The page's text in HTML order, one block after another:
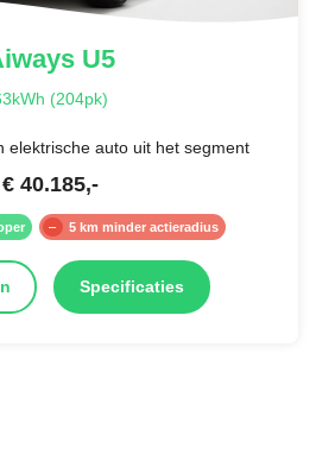
AiwaysU5
(204pk)
elektrische auto uit het segment
€ 40.185,-
5 km minder actieradius
Specificaties